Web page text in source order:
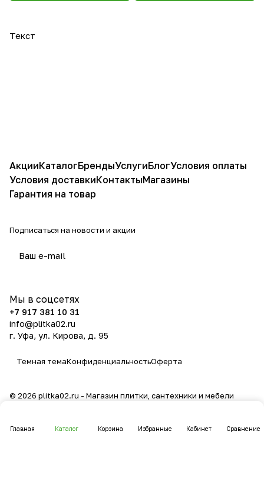
Текст
Главная Каталог Корзина Избранные Кабинет Сравнение
АкцииКаталогБрендыУслугиБлогУсловия оплаты
Условия доставкиКонтактыМагазины
Гарантия на товар
Подписаться на новости и акции
Мы в соцсетях
+7 917 381 10 31
info@plitka02.ru
г. Уфа, ул. Кирова, д. 95
Темная темаКонфиденциальностьОферта
© 2026 plitka02.ru - Магазин плитки, сантехники и мебели